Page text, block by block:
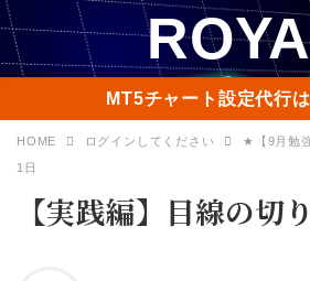
MT5チャート設定代行
HOME ログインしてください
★【9月勉
1日
【実践編】目線の切